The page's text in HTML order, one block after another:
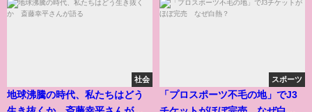
社会
地球沸騰の時代、私たちはどう
スポーツ
「プロスポーツ不毛の地」でJ3